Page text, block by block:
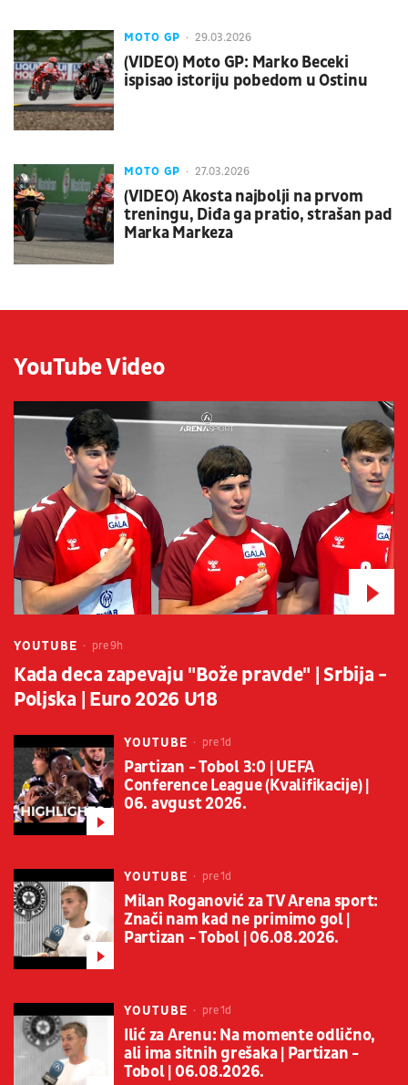
MOTO GP 29.03.2026
(VIDEO) Moto GP: Marko Beceki
ispisao istoriju pobedom u Ostinu
MOTO GP 27.03.2026
(VIDEO) Akosta najbolji na prvom
treningu, Diđa ga pratio, strašan pad
Marka Markeza
YouTube Video
YOUTUBE pre 9h
Kada deca zapevaju "Bože pravde" | Srbija -
Poljska | Euro 2026 U18
YOUTUBE pre 1d
Partizan - Tobol 3:0 | UEFA
Conference League (Kvalifikacije) |
06. avgust 2026.
YOUTUBE pre 1d
Milan Roganović za TV Arena sport:
Znači nam kad ne primimo gol |
Partizan - Tobol | 06.08.2026.
YOUTUBE pre 1d
Ilić za Arenu: Na momente odlično,
ali ima sitnih grešaka | Partizan -
Tobol | 06.08.2026.